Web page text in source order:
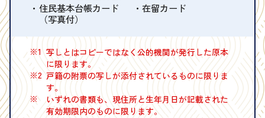
住民基本台帳カード
（写真付）
在留カード
※1 写しとはコピーではなく公的機関が発行した原本
に限ります。
※2 戸籍の附票の写しが添付されているものに限りま
す。
※
いずれの書類も、現住所と生年月日が記載された
有効期限内のものに限ります。